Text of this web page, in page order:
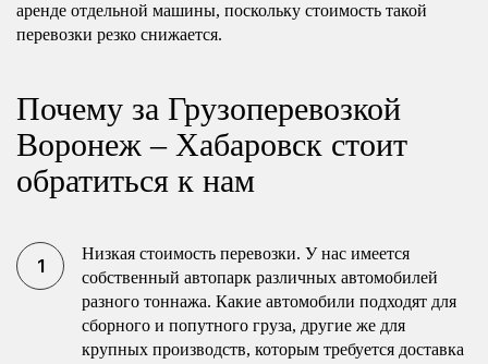
аренде отдельной машины, поскольку стоимость такой
перевозки резко снижается.
Почему за Грузоперевозкой
Воронеж – Хабаровск стоит
обратиться к нам
Низкая стоимость перевозки. У нас имеется
собственный автопарк различных автомобилей
разного тоннажа. Какие автомобили подходят для
сборного и попутного груза, другие же для
крупных производств, которым требуется доставка